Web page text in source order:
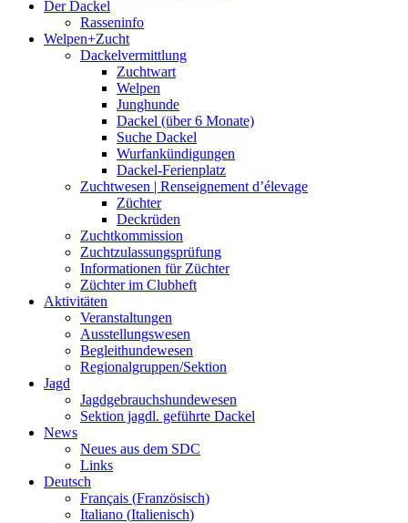
Der Dackel
Rasseninfo
Welpen+Zucht
Dackelvermittlung
Zuchtwart
Welpen
Junghunde
Dackel (über 6 Monate)
Suche Dackel
Wurfankündigungen
Dackel-Ferienplatz
Zuchtwesen | Renseignement d’élevage
Züchter
Deckrüden
Zuchtkommission
Zuchtzulassungsprüfung
Informationen für Züchter
Züchter im Clubheft
Aktivitäten
Veranstaltungen
Ausstellungswesen
Begleithundewesen
Regionalgruppen/Sektion
Jagd
Jagdgebrauchshundewesen
Sektion jagdl. geführte Dackel
News
Neues aus dem SDC
Links
Deutsch
Français (Französisch)
Italiano (Italienisch)